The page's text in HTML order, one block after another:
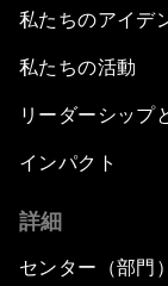
私たちのアイデ
私たちの活動
リーダーシップ
インパクト
詳細
センター（部門）